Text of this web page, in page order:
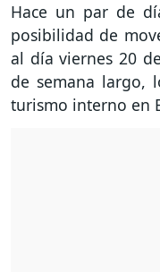
Hace un par de
posibilidad de
al día viernes 20
de semana largo,
turismo interno en